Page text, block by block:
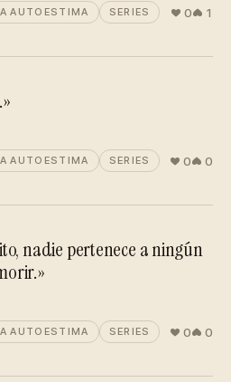
AUTOESTIMA SERIES 0 1
AUTOESTIMA SERIES 0 0
nadie pertenece a ningún
AUTOESTIMA SERIES 0 0